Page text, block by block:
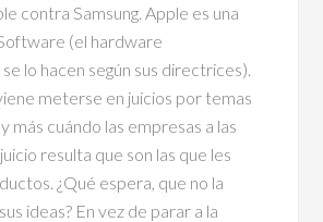
contra Samsung. Apple es una
(el hardware
lo hacen según sus directrices).
meterse en juicios por temas
más cuándo las empresas a las
resulta que son las que les
¿Qué espera, que no la
ideas? En vez de parar a la